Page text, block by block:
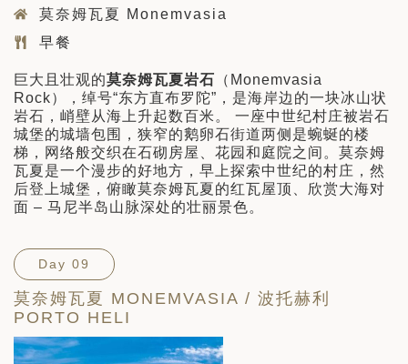
莫奈姆瓦夏 Monemvasia
早餐
巨大且壮观的莫奈姆瓦夏岩石 （Monemvasia
Rock），绰号“东方直布罗陀”，是海岸边的一块冰山状
岩石，峭壁从海上升起数百米。 一座中世纪村庄被岩石
城堡的城墙包围，狭窄的鹅卵石街道两侧是蜿蜒的楼
梯，网络般交织在石砌房屋、花园和庭院之间。莫奈姆
瓦夏是一个漫步的好地方，早上探索中世纪的村庄，然
后登上城堡，俯瞰莫奈姆瓦夏的红瓦屋顶、欣赏大海对
面 – 马尼半岛山脉深处的壮丽景色。
Day 09
莫奈姆瓦夏 MONEMVASIA / 波托赫利
PORTO HELI